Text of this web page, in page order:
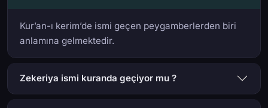
Kur’an-ı kerim’de ismi geçen peygamberlerden biri
anlamına gelmektedir.
Zekeriya ismi kuranda geçiyor mu ?